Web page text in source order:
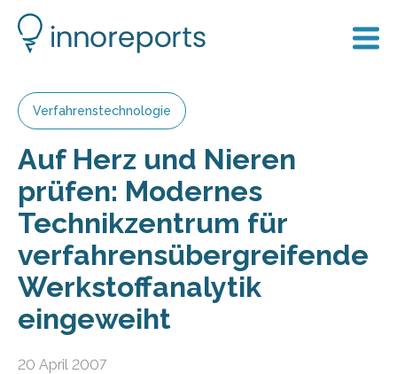
Verfahrenstechnologie
Auf Herz und Nieren
prüfen: Modernes
Technikzentrum für
verfahrensübergreifende
Werkstoffanalytik
eingeweiht
20 April 2007